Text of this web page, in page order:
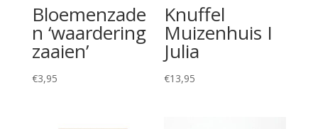
Bloemenzade
n ‘waardering
zaaien’
€3,95
Knuffel
Muizenhuis I
Julia
€13,95